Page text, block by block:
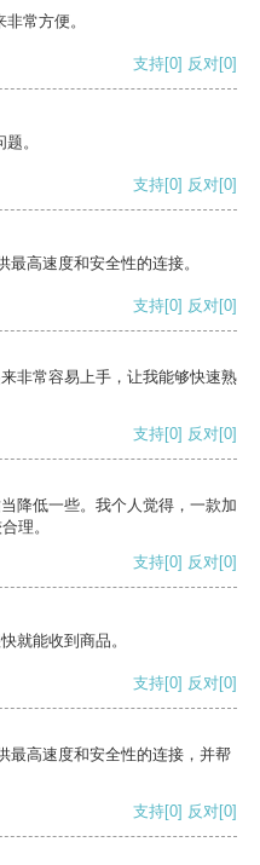
常方便。
支持[0] 反对[0]
。
支持[0] 反对[0]
高速度和安全性的连接。
支持[0] 反对[0]
非常容易上手，让我能够快速熟
支持[0] 反对[0]
降低一些。我个人觉得，一款加
理。
支持[0] 反对[0]
就能收到商品。
支持[0] 反对[0]
最高速度和安全性的连接，并帮
支持[0] 反对[0]